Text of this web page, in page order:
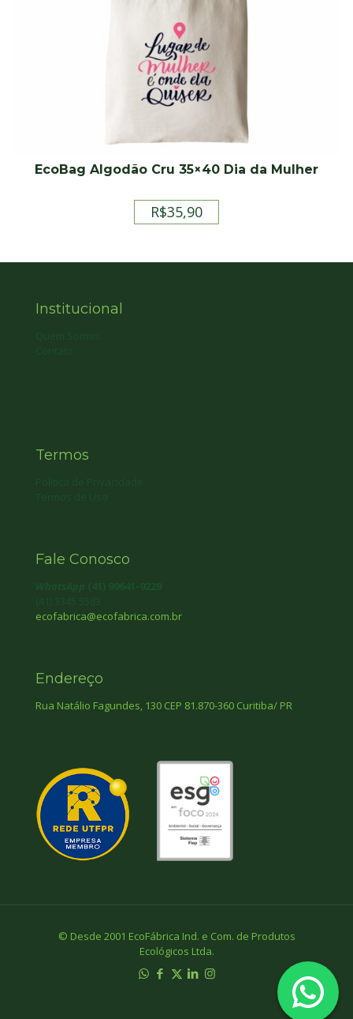
EcoBag Algodão Cru 35×40 Dia da Mulher
R$35,90
Institucional
Termos
Fale Conosco
ecofabrica@ecofabrica.com.br
Endereço
Rua Natálio Fagundes, 130 CEP 81.870-360 Curitiba/ PR
© Desde 2001 EcoFábrica Ind. e Com. de Produtos
Ecológicos Ltda.